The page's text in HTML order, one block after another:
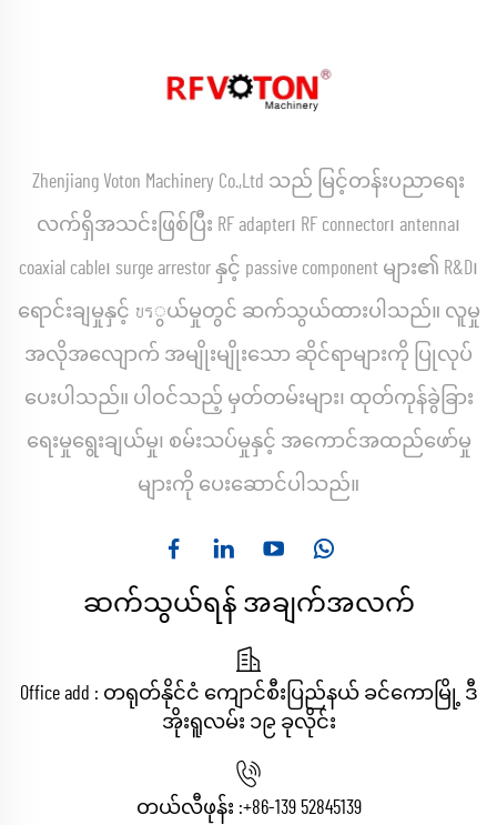
Zhenjiang Voton Machinery Co.,Ltd သည် မြင့်တန်းပညာရေး
လက်ရှိအသင်းဖြစ်ပြီး RF adapter၊ RF connector၊ antenna၊
coaxial cable၊ surge arrestor နှင့် passive component များ၏ R&D၊
ရောင်းချမှုနှင့် บรွယ်မှုတွင် ဆက်သွယ်ထားပါသည်။ လူမှု
အလိုအလျောက် အမျိုးမျိုးသော ဆိုင်ရာများကို ပြုလုပ်
ပေးပါသည်။ ပါဝင်သည့် မှတ်တမ်းများ၊ ထုတ်ကုန်ခွဲခြား
ရေးမှုရွေးချယ်မှု၊ စမ်းသပ်မှုနှင့် အကောင်အထည်ဖော်မှု
များကို ပေးဆောင်ပါသည်။
ဆက်သွယ်ရန် အချက်အလက်
Office add : တရုတ်နိုင်ငံ ကျောင်စီးပြည်နယ် ခင်ကောမြို့ ဒီ
အိုးရူလမ်း ၁၉ ခုလိုင်း
တယ်လီဖုန်း :+86-139 52845139